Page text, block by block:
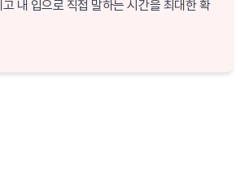
내 입으로 직접 말하는 시간을 최대한 확